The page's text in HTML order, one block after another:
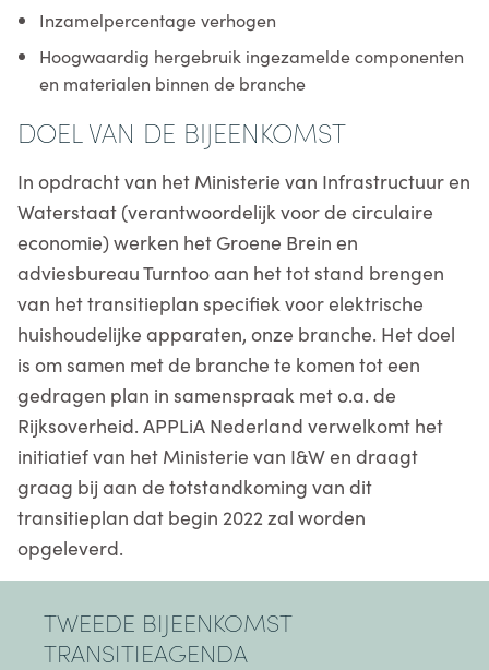
Inzamelpercentage verhogen
Hoogwaardig hergebruik ingezamelde componenten
en materialen binnen de branche
DOEL VAN DE BIJEENKOMST
In opdracht van het Ministerie van Infrastructuur en
Waterstaat (verantwoordelijk voor de circulaire
economie) werken het Groene Brein en
adviesbureau Turntoo aan het tot stand brengen
van het transitieplan specifiek voor elektrische
huishoudelijke apparaten, onze branche. Het doel
is om samen met de branche te komen tot een
gedragen plan in samenspraak met o.a. de
Rijksoverheid. APPLiA Nederland verwelkomt het
initiatief van het Ministerie van I&W en draagt
graag bij aan de totstandkoming van dit
transitieplan dat begin 2022 zal worden
opgeleverd.
TWEEDE BIJEENKOMST
TRANSITIEAGENDA